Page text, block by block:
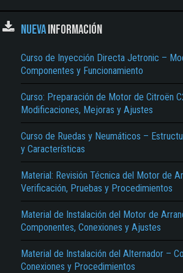
NUEVAINFORMACIÓN
Curso de Inyección Directa Jetronic –
Componentes y Funcionamiento
Curso: Preparación de Motor de Citroën
Modificaciones, Mejoras y Ajustes
Curso de Ruedas y Neumáticos –
y Características
Material: Revisión Técnica del Motor de
Verificación, Pruebas y Procedimientos
Material de Instalación del Motor de
Componentes, Conexiones y Ajustes
Material de Instalación del Alternador –
Conexiones y Procedimientos